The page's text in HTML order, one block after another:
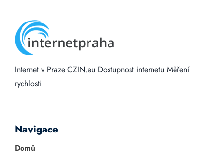
Internet v Praze CZIN.eu Dostupnost internetu Měření
rychlosti
Navigace
Domů